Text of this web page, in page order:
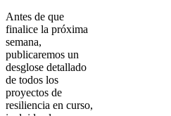
Antes de que
finalice la próxima
semana,
publicaremos un
desglose detallado
de todos los
proyectos de
resiliencia en curso,